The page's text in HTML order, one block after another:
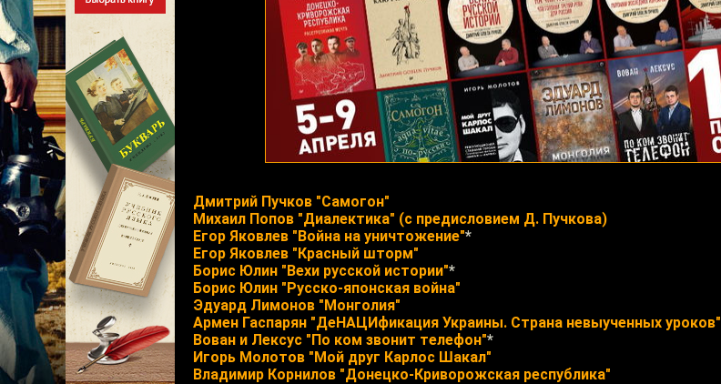
Дмитрий Пучков "Самогон"
Михаил Попов "Диалектика" (с предисловием Д. Пучкова)
Егор Яковлев "Война на уничтожение"*
Егор Яковлев "Красный шторм"
Борис Юлин "Вехи русской истории"*
Борис Юлин "Русско-японская война"
Эдуард Лимонов "Монголия"
Армен Гаспарян "ДеНАЦИфикация Украины. Страна невыученных уроков"
Вован и Лексус "По ком звонит телефон"*
Игорь Молотов "Мой друг Карлос Шакал"
Владимир Корнилов "Донецко-Криворожская республика"